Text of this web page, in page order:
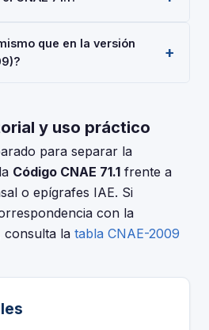
de Actividades Económicas
por Real Decreto
arquitectura e ingeniería y otras
con el asesoramiento
al solicitar subvenciones.
que en la versión
71.1 tuvo modificaciones. El
fue hasta el 30 de junio de
y uso práctico
para separar la
Código CNAE 71.1 frente a
o epígrafes IAE. Si
con la
consulta la tabla CNAE-2009